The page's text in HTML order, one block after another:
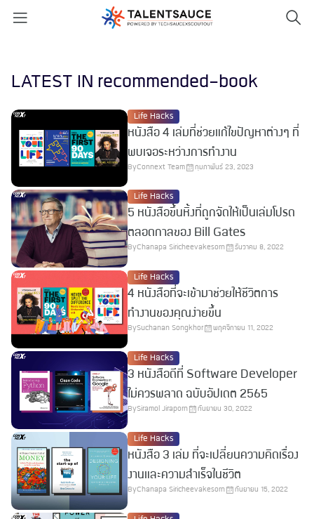
LATEST IN recommended-book
Life Hacks
หนังสือ 4 เล่มที่ช่วยแก้ไขปัญหาต่างๆ ที่
พบเจอระหว่างการทำงาน
ByConnext Team กุมภาพันธ์ 23, 2023
Life Hacks
5 หนังสือขึ้นหิ้งที่ถูกจัดให้เป็นเล่มโปรด
ตลอดกาลของ Bill Gates
ByChanapa Siricheevakesorn ธันวาคม 8, 2022
Life Hacks
4 หนังสือที่จะเข้ามาช่วยให้ชีวิตการ
ทำงานของคุณง่ายขึ้น
BySuchanan Songkhor พฤศจิกายน 11, 2022
Life Hacks
3 หนังสือดีที่ Software Developer
ไม่ควรพลาด ฉบับอัปเดต 2565
BySiramol Jiraporn กันยายน 30, 2022
Life Hacks
หนังสือ 3 เล่ม ที่จะเปลี่ยนความคิดเรื่อง
งานและความสำเร็จในชีวิต
ByChanapa Siricheevakesorn กันยายน 15, 2022